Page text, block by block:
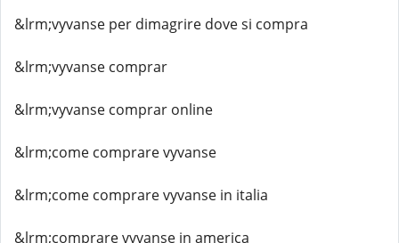
&lrm;vyvanse per dimagrire dove si compra
&lrm;vyvanse comprar
&lrm;vyvanse comprar online
&lrm;come comprare vyvanse
&lrm;come comprare vyvanse in italia
&lrm;comprare vyvanse in america